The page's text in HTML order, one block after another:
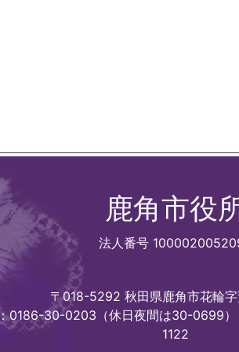
鹿角市役
法人番号
〒018-5292 秋田県鹿角市花輪
0186-30-0203（休日夜間は30-0699）
1122